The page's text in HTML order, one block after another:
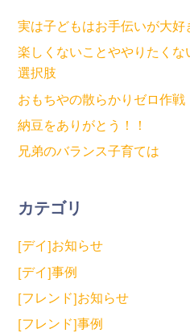
実は子どもはお手伝いが大好
楽しくないことややりたく
選択肢
おもちやの散らかりゼロ作戦
納豆をありがとう！！
兄弟のバランス子育て
カテゴリ
[デイ]お知らせ
[デイ]事例
[フレンド]お知らせ
[フレンド]事例